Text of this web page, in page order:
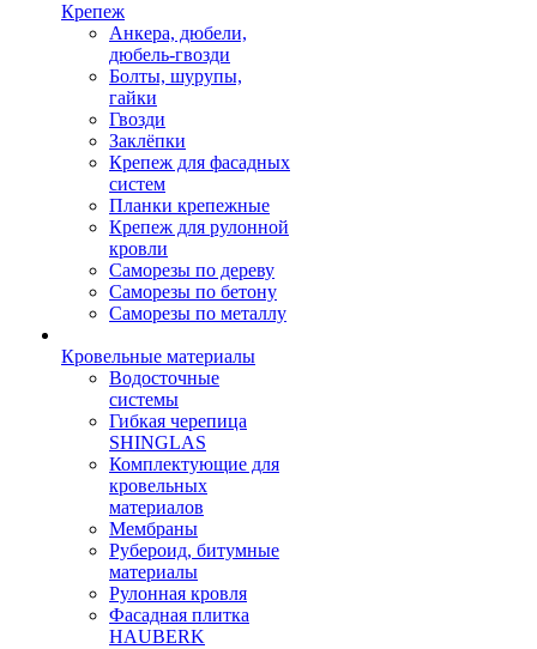
Крепеж
Анкера, дюбели,
дюбель-гвозди
Болты, шурупы,
гайки
Гвозди
Заклёпки
Крепеж для фасадных
систем
Планки крепежные
Крепеж для рулонной
кровли
Саморезы по дереву
Саморезы по бетону
Саморезы по металлу
Кровельные материалы
Водосточные
системы
Гибкая черепица
SHINGLAS
Комплектующие для
кровельных
материалов
Мембраны
Рубероид, битумные
материалы
Рулонная кровля
Фасадная плитка
HAUBERK